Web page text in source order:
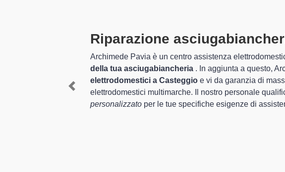
Tecnici Asciugabiancheria
preparati
I tecnici specializzati di Archimede Pavia sono in
quel che riguarda la sistemazione e lariparazione
funzionamento degli apparecchi.
In più,i tecnici specializzatidi Archimede Pavia sono
Previous